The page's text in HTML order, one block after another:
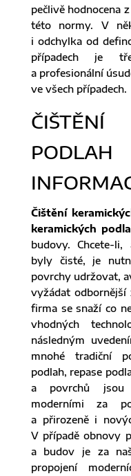
pečlivě hodnocena
této normy. V
i odchylka od
případech je
a profesionální
ve všech případech.
ČIŠTĚNÍ
Čištění
keramických
budovy. Chcete-
byly čisté, je
povrchy udržovat,
vyžádat odbornější
firma se snaží co
vhodných
následným
mnohé tradiční
podlah, repase
a povrchů jsou
moderními za
a přirozeně i
V případě obnovy
a budov je za
propojení